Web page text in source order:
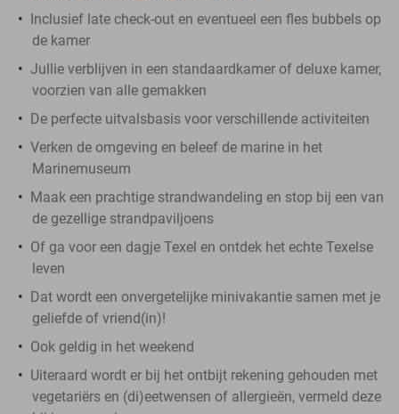
Inclusief late check-out en eventueel een fles bubbels op
de kamer
Jullie verblijven in een standaardkamer of deluxe kamer,
voorzien van alle gemakken
De perfecte uitvalsbasis voor verschillende activiteiten
Verken de omgeving en beleef de marine in het
Marinemuseum
Maak een prachtige strandwandeling en stop bij een van
de gezellige strandpaviljoens
Of ga voor een dagje Texel en ontdek het echte Texelse
leven
Dat wordt een onvergetelijke minivakantie samen met je
geliefde of vriend(in)!
Ook geldig in het weekend
Uiteraard wordt er bij het ontbijt rekening gehouden met
vegetariërs en (di)eetwensen of allergieën, vermeld deze